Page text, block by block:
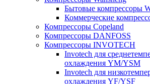
Бытовые компрессоры
Коммерческие
Компрессоры Copeland
Компрессоры DANFOSS
Компрессоры INVOTECH
Invotech для
охлаждения YM/YSM
Invotech для
охлаждения YF/YSF